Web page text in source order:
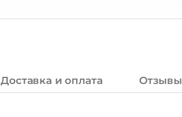
Доставка и оплата Отзывы